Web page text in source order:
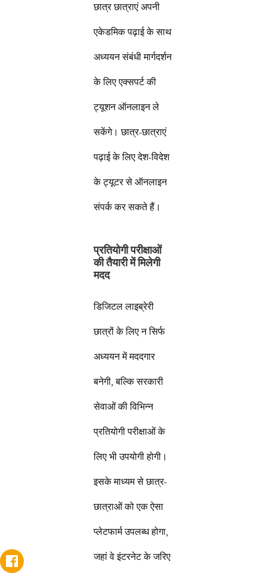
छात्र छात्राएं अपनी
एकेडमिक पढ़ाई के साथ
अध्ययन संबंधी मार्गदर्शन
के लिए एक्सपर्ट की
ट्यूशन ऑनलाइन ले
सकेंगे। छात्र-छात्राएं
पढ़ाई के लिए देश-विदेश
के ट्यूटर से ऑनलाइन
संपर्क कर सकते हैं।
प्रतियोगी परीक्षाओं
की तैयारी में मिलेगी
मदद
डिजिटल लाइब्रेरी
छात्रों के लिए न सिर्फ
अध्ययन में मददगार
बनेगी, बल्कि सरकारी
सेवाओं की विभिन्न
प्रतियोगी परीक्षाओं के
लिए भी उपयोगी होगी।
इसके माध्यम से छात्र-
छात्राओं को एक ऐसा
प्लेटफार्म उपलब्ध होगा,
जहां वे इंटरनेट के जरिए